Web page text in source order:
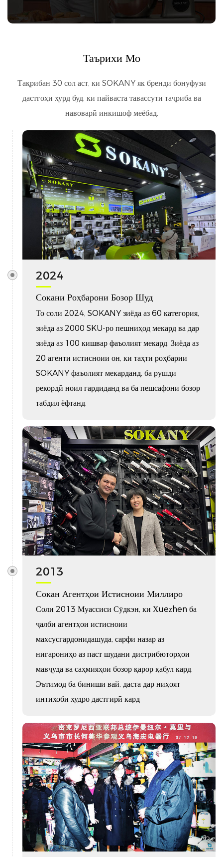
Таърихи Мо
Тақрибан 30 сол аст, ки SOKANY як бренди бонуфузи
дастгоҳи хурд буд, ки пайваста тавассути таҷриба ва
навоварӣ инкишоф меёбад.
2024
Сокани Роҳбарони Бозор Шуд
То соли 2024, SOKANY зиёда аз 60 категория,
зиёда аз 2000 SKU-ро пешниҳод мекард ва дар
зиёда аз 100 кишвар фаъолият мекард. Зиёда аз
20 агенти истисноии он, ки таҳти роҳбарии
SOKANY фаъолият мекарданд, ба рушди
рекордӣ ноил гардиданд ва ба пешсафони бозор
табдил ёфтанд.
2013
Сокан Агентҳои Истисноии Миллиро
Соли 2013 Муассиси Сӯдкэн, ки Xuezhen ба
ҷалби агентҳои истисноии
махсусгардонидашуда, сарфи назар аз
нигарониҳо аз паст шудани дистрибюторҳои
мавҷуда ва саҳмияҳои бозор қарор қабул кард.
Эътимод ба биниши вай, даста дар ниҳоят
интихоби худро дастгирӣ кард